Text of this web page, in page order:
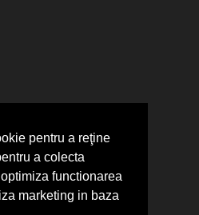
pentru a reţine
a colecta
functionarea
marketing in baza